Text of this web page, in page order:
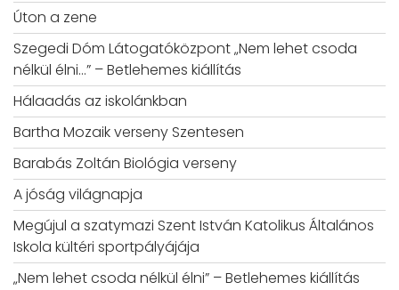
Úton a zene
Szegedi Dóm Látogatóközpont „Nem lehet csoda
nélkül élni…” – Betlehemes kiállítás
Hálaadás az iskolánkban
Bartha Mozaik verseny Szentesen
Barabás Zoltán Biológia verseny
A jóság világnapja
Megújul a szatymazi Szent István Katolikus Általános
Iskola kültéri sportpályájája
„Nem lehet csoda nélkül élni” – Betlehemes kiállítás